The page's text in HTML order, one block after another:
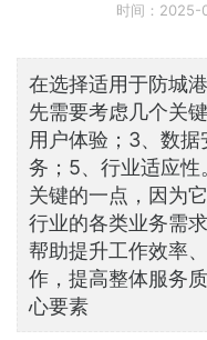
时间：2025-
在选择适用于防城
先需要考虑几个关
用户体验；3、数
务；5、行业适应
关键的一点，因为
行业的各类业务需
帮助提升工作效率
作，提高整体服务
心要素